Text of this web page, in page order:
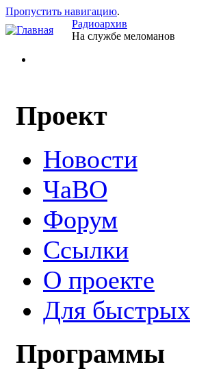
Пропустить навигацию.
Радиоархив
На службе меломанов
Проект
Новости
ЧаВО
Форум
Ссылки
О проекте
Для быстрых
Программы